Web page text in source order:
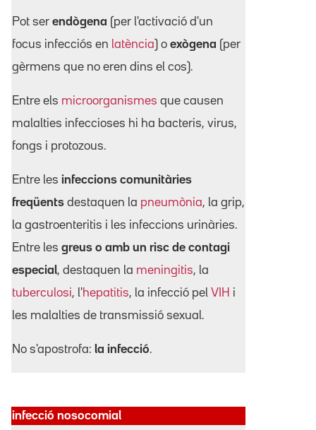
Pot ser endògena (per l'activació d'un
focus infecciós en latència) o exògena (per
gèrmens que no eren dins el cos).
Entre els microorganismes que causen
malalties infeccioses hi ha bacteris, virus,
fongs i protozous.
Entre les infeccions comunitàries
freqüents destaquen la pneumònia, la grip,
la gastroenteritis i les infeccions urinàries.
Entre les greus o amb un risc de contagi
especial, destaquen la meningitis, la
tuberculosi, l'hepatitis, la infecció pel VIH i
les malalties de transmissió sexual.
No s'apostrofa: la infecció.
infecció nosocomial